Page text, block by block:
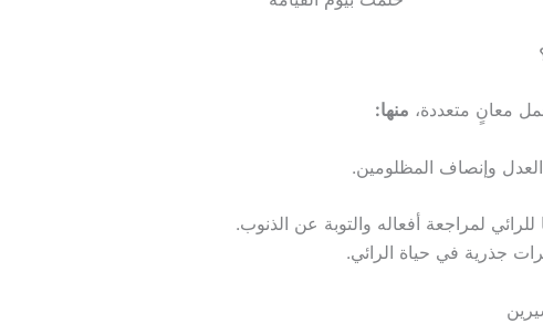
معانٍ متعددة، منها:
وإنصاف المظلومين.
للرائي لمراجعة أفعاله والتوبة عن الذنوب.
جذرية في حياة الرائي.